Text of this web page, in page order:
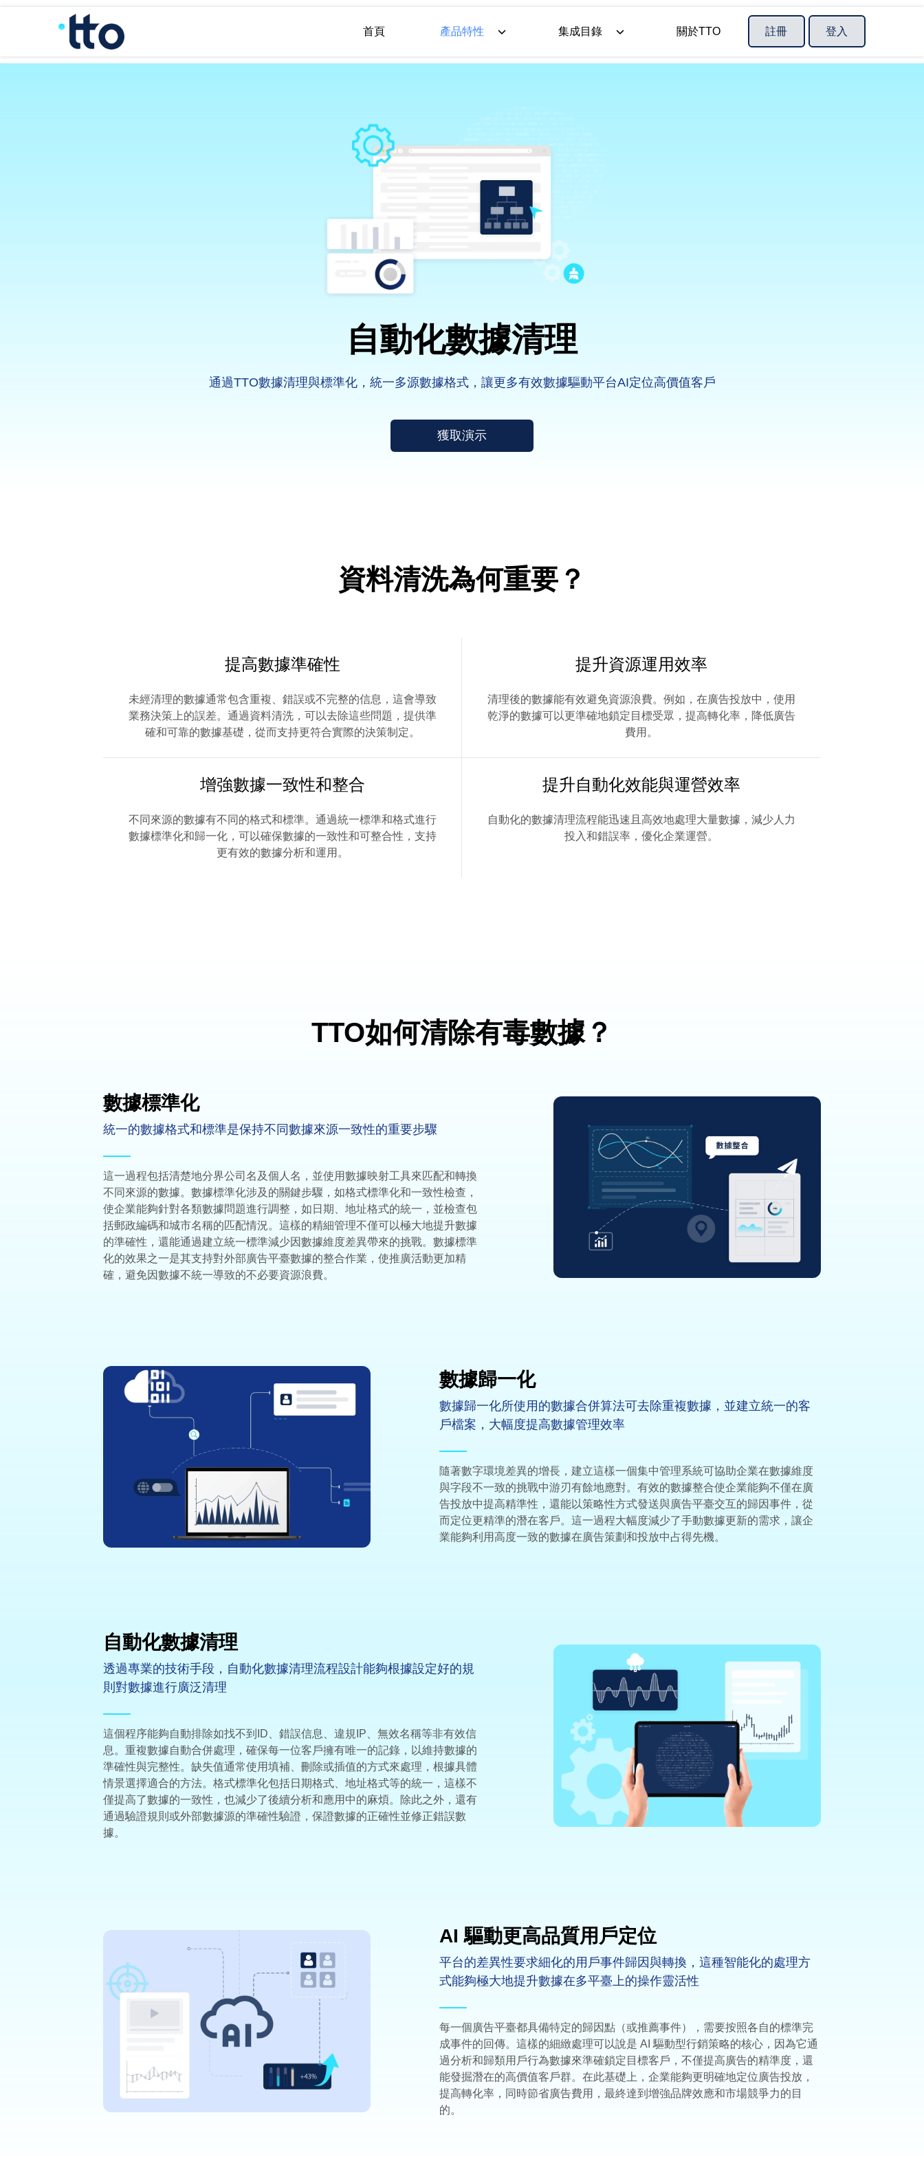
首頁 產品特性 集成目錄 關於TTO 註冊 登入
自動化數據清理
通過TTO數據清理與標準化，統一多源數據格式，讓更多有效數據驅動平台AI定位高價值客戶
獲取演示
資料清洗為何重要？
提高數據準確性
未經清理的數據通常包含重複、錯誤或不完整的信息，這會導致
業務決策上的誤差。通過資料清洗，可以去除這些問題，提供準
確和可靠的數據基礎，從而支持更符合實際的決策制定。
提升資源運用效率
清理後的數據能有效避免資源浪費。例如，在廣告投放中，使用
乾淨的數據可以更準確地鎖定目標受眾，提高轉化率，降低廣告
費用。
增強數據一致性和整合
不同來源的數據有不同的格式和標準。通過統一標準和格式進行
數據標準化和歸一化，可以確保數據的一致性和可整合性，支持
更有效的數據分析和運用。
提升自動化效能與運營效率
自動化的數據清理流程能迅速且高效地處理大量數據，減少人力
投入和錯誤率，優化企業運營。
TTO如何清除有毒數據？
數據標準化
統一的數據格式和標準是保持不同數據來源一致性的重要步驟
這一過程包括清楚地分界公司名及個人名，並使用數據映射工具來匹配和轉換
不同來源的數據。數據標準化涉及的關鍵步驟，如格式標準化和一致性檢查，
使企業能夠針對各類數據問題進行調整，如日期、地址格式的統一，並檢查包
括郵政編碼和城市名稱的匹配情況。這樣的精細管理不僅可以極大地提升數據
的準確性，還能通過建立統一標準減少因數據維度差異帶來的挑戰。數據標準
化的效果之一是其支持對外部廣告平臺數據的整合作業，使推廣活動更加精
確，避免因數據不統一導致的不必要資源浪費。
數據歸一化
數據歸一化所使用的數據合併算法可去除重複數據，並建立統一的客
戶檔案，大幅度提高數據管理效率
隨著數字環境差異的增長，建立這樣一個集中管理系統可協助企業在數據維度
與字段不一致的挑戰中游刃有餘地應對。有效的數據整合使企業能夠不僅在廣
告投放中提高精準性，還能以策略性方式發送與廣告平臺交互的歸因事件，從
而定位更精準的潛在客戶。這一過程大幅度減少了手動數據更新的需求，讓企
業能夠利用高度一致的數據在廣告策劃和投放中占得先機。
自動化數據清理
透過專業的技術手段，自動化數據清理流程設計能夠根據設定好的規
則對數據進行廣泛清理
這個程序能夠自動排除如找不到ID、錯誤信息、違規IP、無效名稱等非有效信
息。重複數據自動合併處理，確保每一位客戶擁有唯一的記錄，以維持數據的
準確性與完整性。缺失值通常使用填補、刪除或插值的方式來處理，根據具體
情景選擇適合的方法。格式標準化包括日期格式、地址格式等的統一，這樣不
僅提高了數據的一致性，也減少了後續分析和應用中的麻煩。除此之外，還有
通過驗證規則或外部數據源的準確性驗證，保證數據的正確性並修正錯誤數
據。
AI 驅動更高品質用戶定位
平台的差異性要求細化的用戶事件歸因與轉換，這種智能化的處理方
式能夠極大地提升數據在多平臺上的操作靈活性
每一個廣告平臺都具備特定的歸因點（或推薦事件），需要按照各自的標準完
成事件的回傳。這樣的細緻處理可以說是 AI 驅動型行銷策略的核心，因為它通
過分析和歸類用戶行為數據來準確鎖定目標客戶，不僅提高廣告的精準度，還
能發掘潛在的高價值客戶群。在此基礎上，企業能夠更明確地定位廣告投放，
提高轉化率，同時節省廣告費用，最終達到增強品牌效應和市場競爭力的目
的。